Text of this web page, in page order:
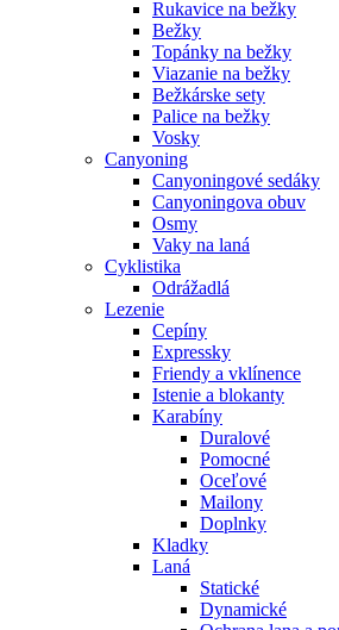
Rukavice na bežky
Bežky
Topánky na bežky
Viazanie na bežky
Bežkárske sety
Palice na bežky
Vosky
Canyoning
Canyoningové sedáky
Canyoningova obuv
Osmy
Vaky na laná
Cyklistika
Odrážadlá
Lezenie
Cepíny
Expressky
Friendy a vklínence
Istenie a blokanty
Karabíny
Duralové
Pomocné
Oceľové
Mailony
Doplnky
Kladky
Laná
Statické
Dynamické